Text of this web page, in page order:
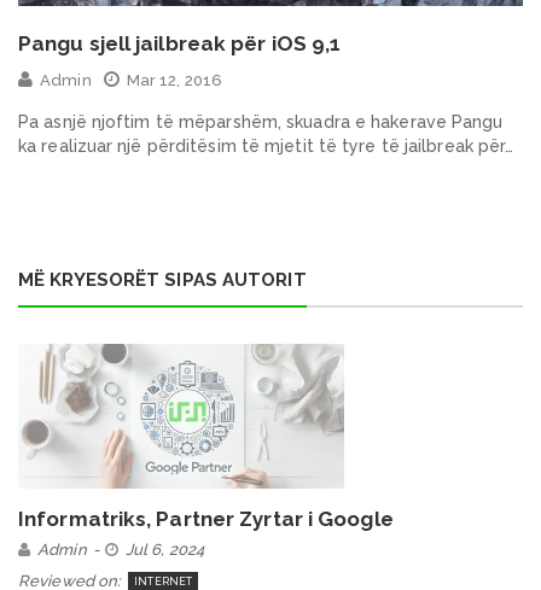
Pangu sjell jailbreak për iOS 9,1
Admin Mar 12, 2016
Pa asnjë njoftim të mëparshëm, skuadra e hakerave Pangu
ka realizuar një përditësim të mjetit të tyre të jailbreak për…
MË KRYESORËT SIPAS AUTORIT
Informatriks, Partner Zyrtar i Google
Admin
Jul 6, 2024
Reviewed on:
INTERNET